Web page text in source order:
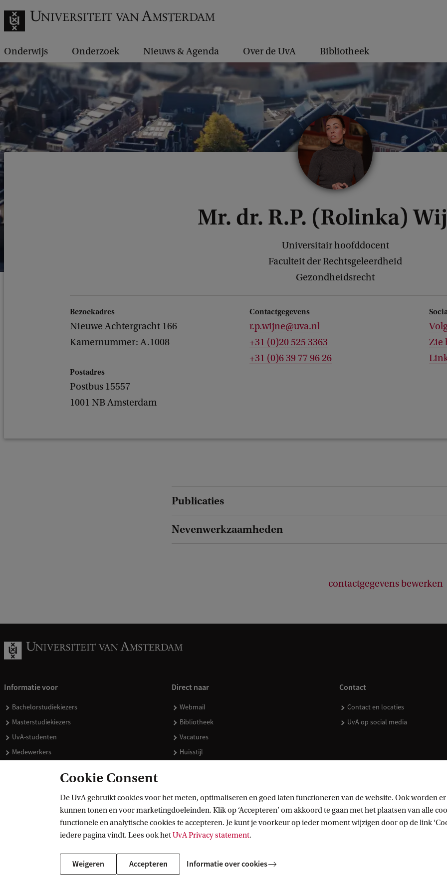
Onderwijs Onderzoek Nieuws & Agenda Over de UvA Bibliotheek
Mr. dr. R.P. (Rolinka)
Universitair hoofddocent
Faculteit der Rechtsgeleerdheid
Gezondheidsrecht
Bezoekadres
Nieuwe Achtergracht 166
Kamernummer: A.1008
Postadres
Postbus 15557
1001 NB Amsterdam
Contactgegevens
r.p.wijne@uva.nl
+31 (0)20 525 3363
+31 (0)6 39 77 96 26
Zie
Publicaties
Nevenwerkzaamheden
contactgegevens bewerken
Informatie voor
Bachelorstudiekiezers
Masterstudiekiezers
UvA-studenten
Medewerkers
Schooldecanen en vakdocenten
Direct naar
Webmail
Bibliotheek
Vacatures
Huisstijl
Contact
Contact en locaties
UvA op social media
Cookie Consent
De UvA gebruikt cookies voor het meten, optimaliseren en goed laten functioneren van de website. Ook worden
kunnen tonen en voor marketingdoeleinden. Klik op ‘Accepteren’ om akkoord te gaan met het plaatsen van alle
functionele en analytische cookies te accepteren. Je kunt je voorkeur op ieder moment wijzigen door op de link
iedere pagina vindt. Lees ook hetUvA Privacy statement.
Weigeren Accepteren Informatie over cookies